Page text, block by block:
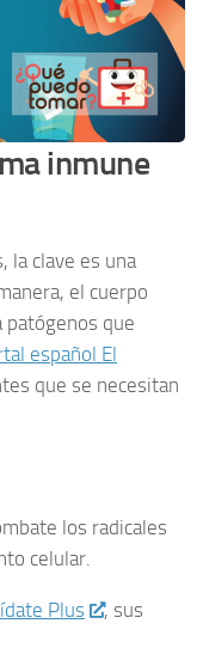
inmune
la clave es una
el cuerpo
que
español El
que se necesitan
los radicales
celular.
Plus
, sus